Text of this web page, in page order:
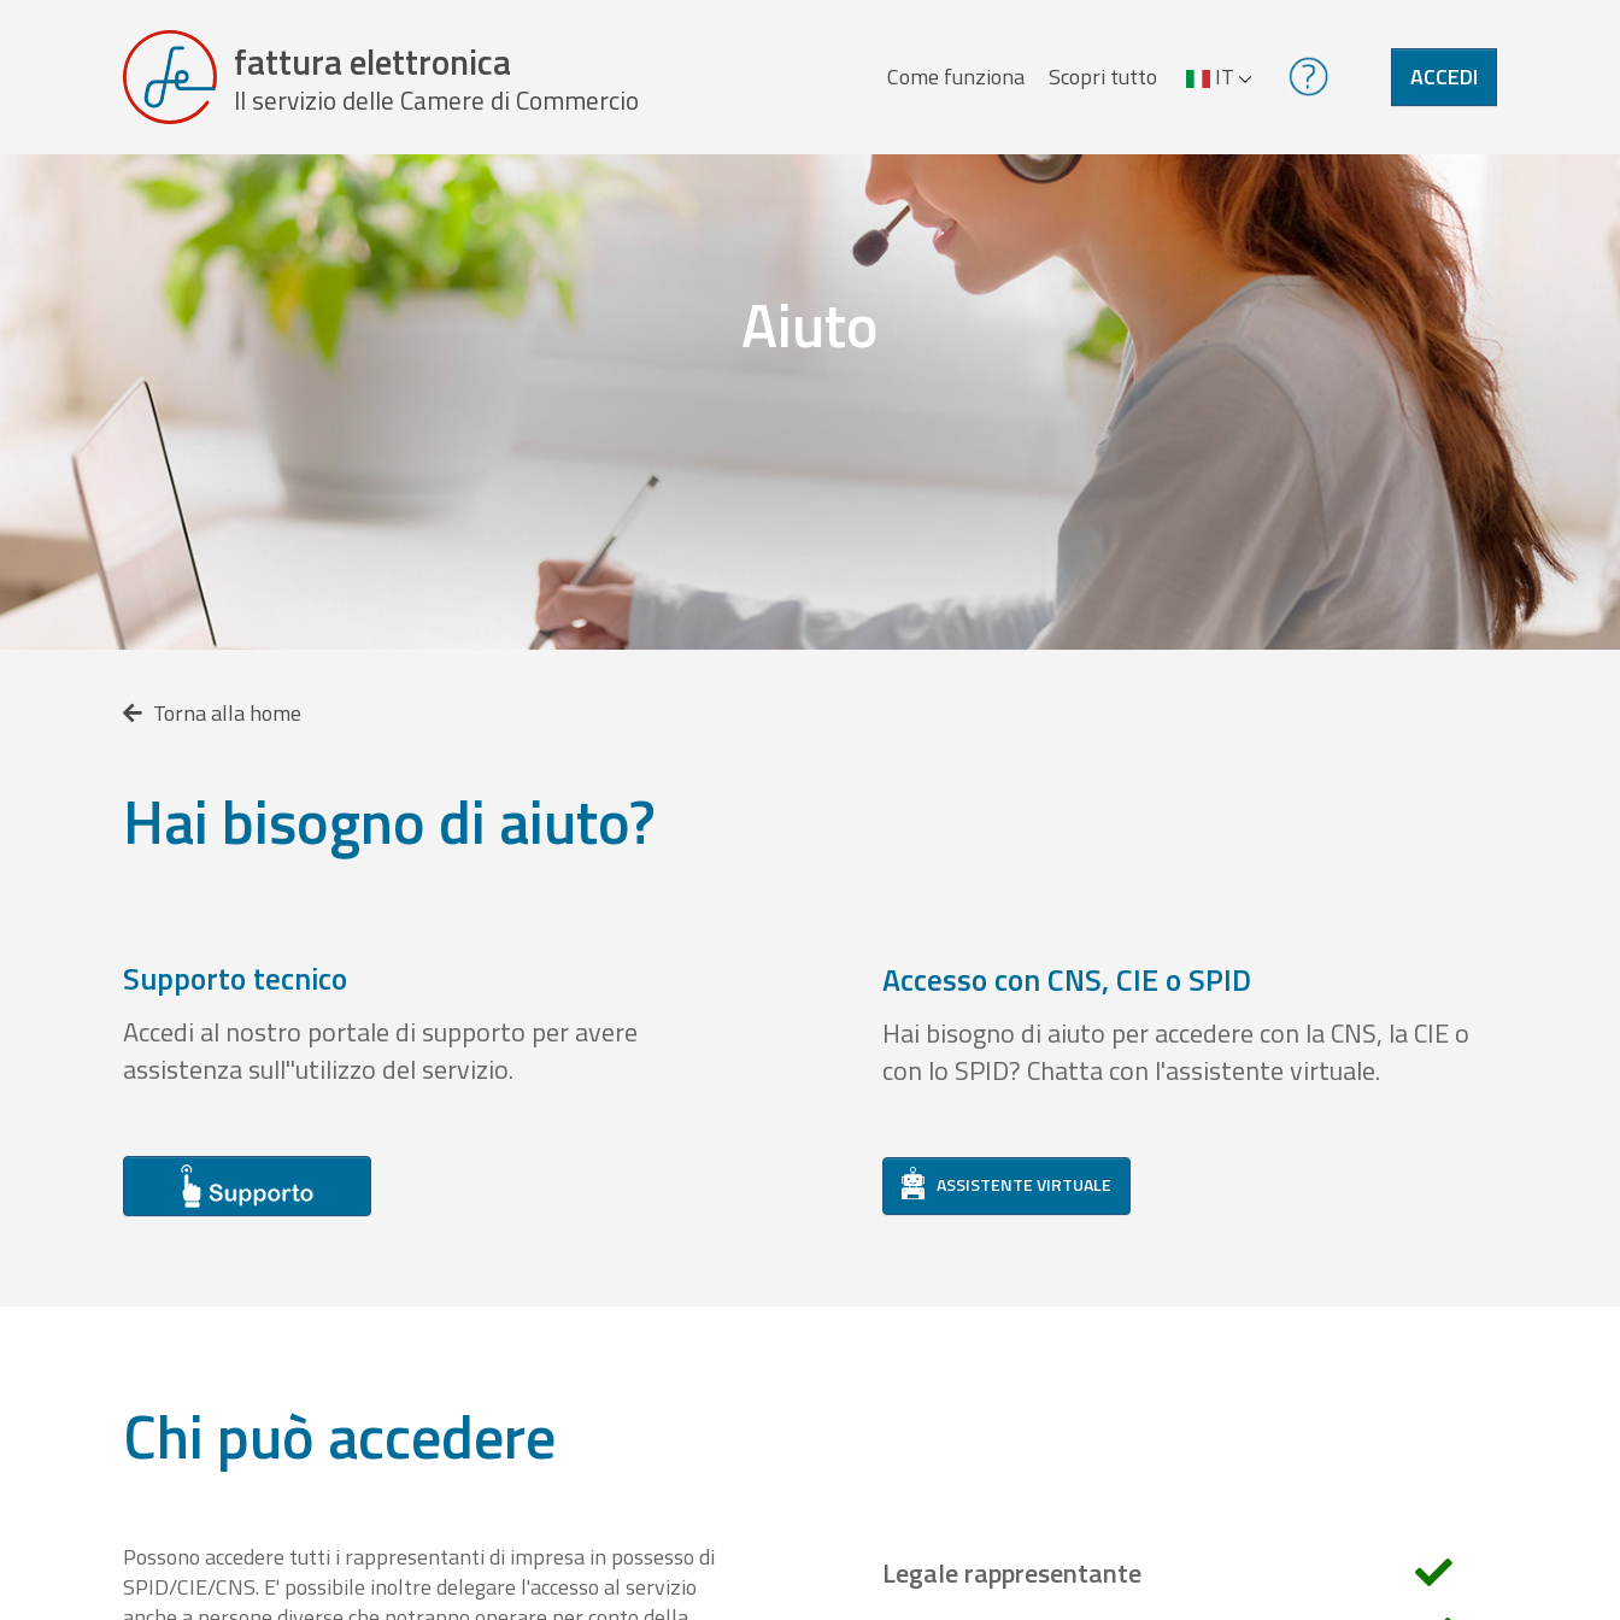
fattura elettronica
Il servizio delle Camere di Commercio Menu
Come funziona Scopri tutto IT ACCEDI
Aiuto
Torna alla home
Hai bisogno di aiuto?
Supporto tecnico
Accedi al nostro portale di supporto per avere
assistenza sull''utilizzo del servizio.
Accesso con CNS, CIE o SPID
Hai bisogno di aiuto per accedere con la CNS, la CIE o
con lo SPID? Chatta con l'assistente virtuale.
ASSISTENTE VIRTUALE
Chi può accedere
Possono accedere tutti i rappresentanti di impresa in possesso di
SPID/CIE/CNS. E' possibile inoltre delegare l'accesso al servizio
Legale rappresentante